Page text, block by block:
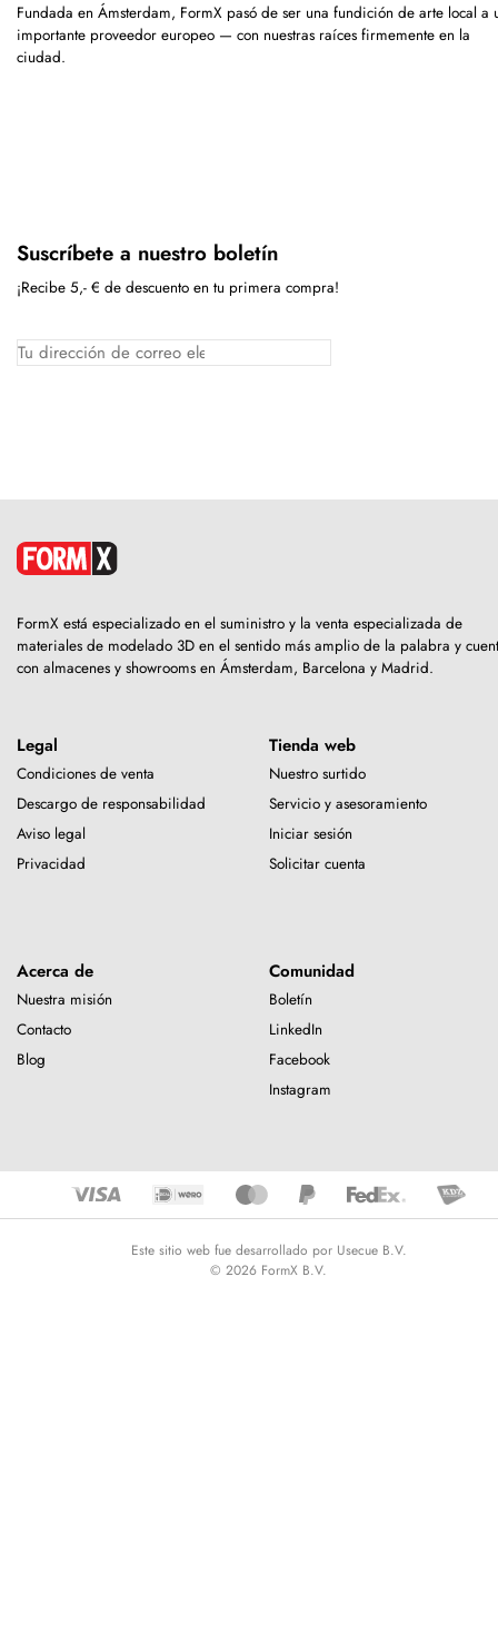
Fundada en Ámsterdam, FormX pasó de ser una fundición de arte local a
importante proveedor europeo — con nuestras raíces firmemente en la
ciudad.
Suscríbete a nuestro boletín
¡Recibe 5,- € de descuento en tu primera compra!
FormX está especializado en el suministro y la venta especializada de
materiales de modelado 3D en el sentido más amplio de la palabra y
con almacenes y showrooms en Ámsterdam, Barcelona y Madrid.
Legal
Condiciones de venta
Descargo de responsabilidad
Aviso legal
Privacidad
Tienda web
Nuestro surtido
Servicio y asesoramiento
Iniciar sesión
Solicitar cuenta
Acerca de
Nuestra misión
Contacto
Blog
Comunidad
Boletín
LinkedIn
Facebook
Instagram
Este sitio web fue desarrollado por Usecue B.V.
© 2026 FormX B.V.